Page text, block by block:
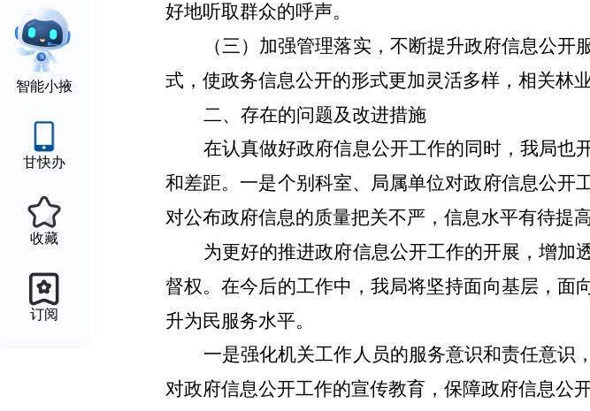
智能小掖
甘快办
收藏
订阅
好地听取群众的呼声。
（三）加强管理落实，不断提升政府信息公开
式，使政务信息公开的形式更加灵活多样，相关林
二、存在的问题及改进措施
在认真做好政府信息公开工作的同时，我局也
和差距。一是个别科室、局属单位对政府信息公开
对公布政府信息的质量把关不严，信息水平有待提
为更好的推进政府信息公开工作的开展，增加
督权。在今后的工作中，我局将坚持面向基层，面
升为民服务水平。
一是强化机关工作人员的服务意识和责任意识
对政府信息公开工作的宣传教育，保障政府信息公